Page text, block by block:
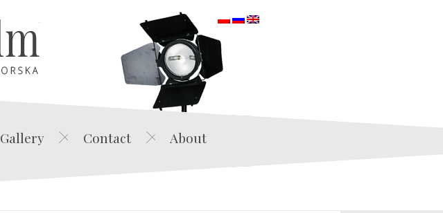
Edwin Film Agencja Aktorska
Gallery Contact About